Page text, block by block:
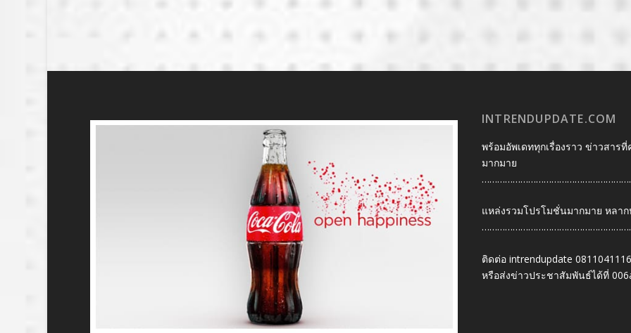
INTRENDUPDATE.COM
พร้อมอัพเดททุกเรื่องราว ข่าวสาร
มากมาย
แหล่งรวมโปรโมชั่นมากมาย หลา
ติดต่อ intrendupdate 0811041116
หรือส่งข่าวประชาสัมพันธ์ได้ที่